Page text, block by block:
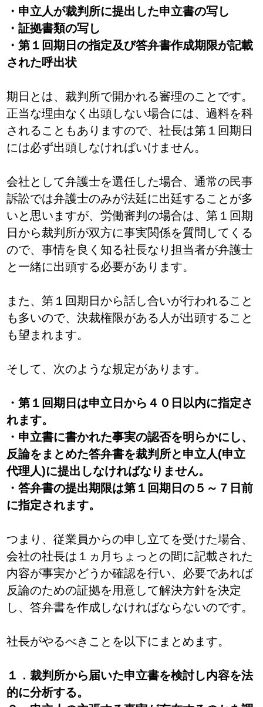
・申立人が裁判所に提出した申立書の写し
・証拠書類の写し
・第１回期日の指定及び答弁書作成期限が記載
された呼出状
期日とは、裁判所で開かれる審理のことです。
正当な理由なく出頭しない場合には、過料を科
されることもありますので、社長は第１回期日
には必ず出頭しなければいけません。
会社として弁護士を選任した場合、通常の民事
訴訟では弁護士のみが法廷に出廷することが多
いと思いますが、労働審判の場合は、第１回期
日から裁判所が双方に事実関係を質問してくる
ので、事情を良く知る社長なり担当者が弁護士
と一緒に出頭する必要があります。
また、第１回期日から話し合いが行われること
も多いので、決裁権限がある人が出頭すること
も望まれます。
そして、次のような規定があります。
・第１回期日は申立日から４０日以内に指定さ
れます。
・申立書に書かれた事実の認否を明らかにし、
反論をまとめた答弁書を裁判所と申立人(申立
代理人)に提出しなければなりません。
・答弁書の提出期限は第１回期日の５～７日前
に指定されます。
つまり、従業員からの申し立てを受けた場合、
会社の社長は１ヵ月ちょっとの間に記載された
内容が事実かどうか確認を行い、必要であれば
反論のための証拠を用意して解決方針を決定
し、答弁書を作成しなければならないのです。
社長がやるべきことを以下にまとめます。
１．裁判所から届いた申立書を検討し内容を法
的に分析する。